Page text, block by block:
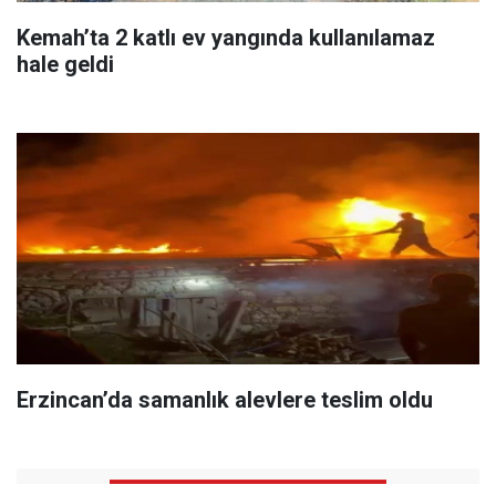
Kemah’ta 2 katlı ev yangında kullanılamaz
hale geldi
Erzincan’da samanlık alevlere teslim oldu